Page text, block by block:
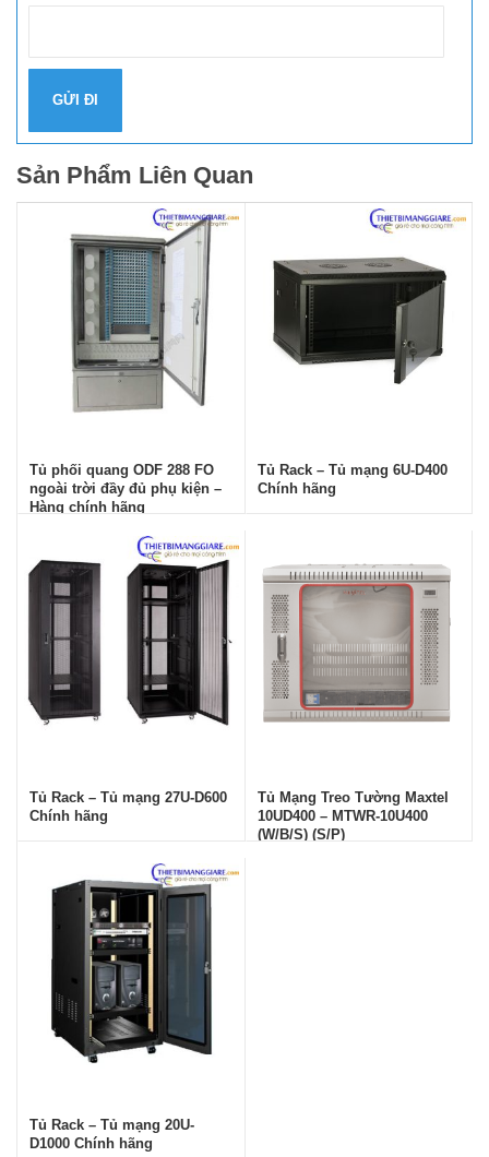
Sản Phẩm Liên Quan
Tủ phối quang ODF 288 FO
ngoài trời đầy đủ phụ kiện –
Hàng chính hãng
Tủ Rack – Tủ mạng 6U-D400
Chính hãng
Tủ Rack – Tủ mạng 27U-D600
Chính hãng
Tủ Mạng Treo Tường Maxtel
10UD400 – MTWR-10U400
(W/B/S) (S/P)
Tủ Rack – Tủ mạng 20U-
D1000 Chính hãng